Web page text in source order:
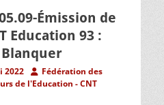
Émission de
Education 93 :
2022 AuthorFédération des
de l'Education - CNT